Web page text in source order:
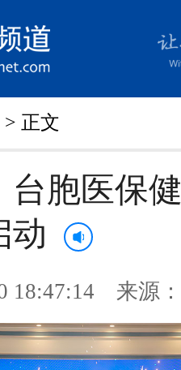
> 正文
台胞医保
动
18:47:14 来源